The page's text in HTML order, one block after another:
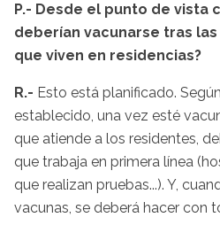
P.- Desde el punto de vista
deberían vacunarse tras
que viven en residencias?
R.- Esto está planificado.
establecido, una vez esté
que atiende a los residentes,
que trabaja en primera línea
que realizan pruebas...). Y,
vacunas, se deberá hacer con